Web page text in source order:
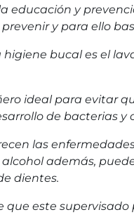
educación y
y para ello
bucal es el
ideal para evitar
de bacterias y
las
alcohol además,
dientes.
que este